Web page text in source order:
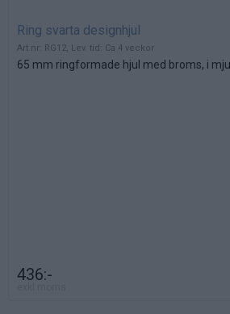
Ring svarta designhjul
Art nr: RG12, Lev. tid: Ca 4 veckor
65 mm ringformade hjul med broms, i
436:-